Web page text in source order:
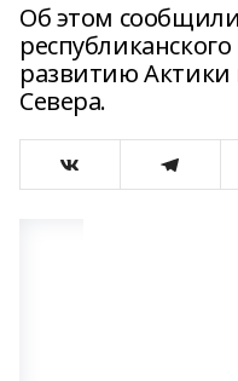
Об этом
развитию
Севера.